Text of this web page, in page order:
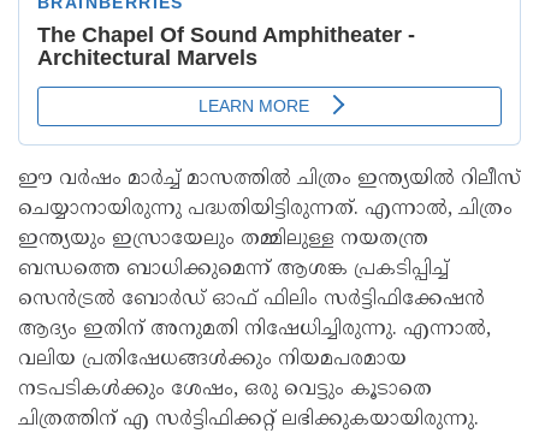
ഈ വർഷം മാർച്ച് മാസത്തിൽ ചിത്രം ഇന്ത്യയിൽ റിലീസ്
ചെയ്യാനായിരുന്നു പദ്ധതിയിട്ടിരുന്നത്. എന്നാൽ, ചിത്രം
ഇന്ത്യയും ഇസ്രായേലും തമ്മിലുള്ള നയതന്ത്ര
ബന്ധത്തെ ബാധിക്കുമെന്ന് ആശങ്ക പ്രകടിപ്പിച്ച്
സെൻട്രൽ ബോർഡ് ഓഫ് ഫിലിം സർട്ടിഫിക്കേഷൻ
ആദ്യം ഇതിന് അനുമതി നിഷേധിച്ചിരുന്നു. എന്നാൽ,
വലിയ പ്രതിഷേധങ്ങൾക്കും നിയമപരമായ
നടപടികൾക്കും ശേഷം, ഒരു വെട്ടും കൂടാതെ
ചിത്രത്തിന് എ സർട്ടിഫിക്കറ്റ് ലഭിക്കുകയായിരുന്നു.